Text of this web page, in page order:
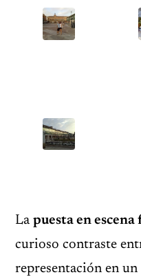
La puesta en escena
curioso contraste
representación en